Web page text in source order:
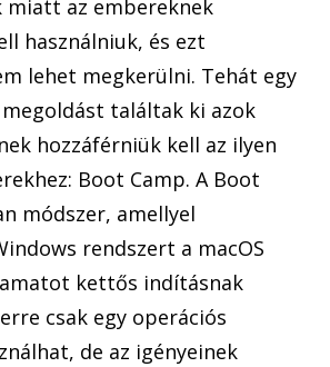
miatt az embereknek
használniuk, és ezt
lehet megkerülni. Tehát egy
megoldást találtak ki azok
hozzáférniük kell az ilyen
Boot Camp. A Boot
módszer, amellyel
rendszert a macOS
kettős indításnak
csak egy operációs
de az igényeinek